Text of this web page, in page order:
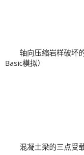
轴向压缩岩样破坏
Basic模拟）
混凝土梁的三点受